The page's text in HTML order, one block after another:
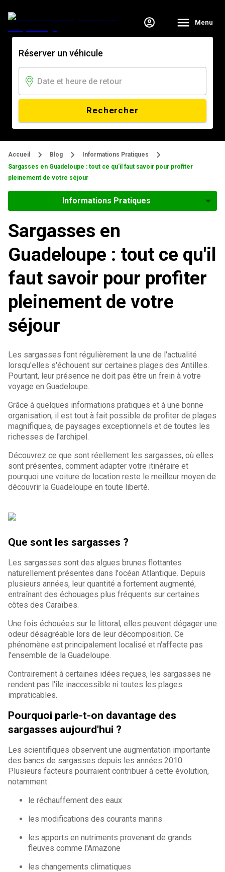
Menu
Réserver un véhicule
Rechercher
Accueil Blog
Informations Pratiques
Sargasses en Guadeloupe : tout ce qu'il faut savoir pour profiter
pleinement de votre séjour
Informations Pratiques
Sargasses en
Guadeloupe : tout ce qu'il
faut savoir pour profiter
pleinement de votre
séjour
Les sargasses font régulièrement la une de l'actualité
lorsqu'elles s'échouent sur certaines plages des Antilles.
Pourtant, leur présence ne doit pas être un frein à votre
voyage en Guadeloupe.
Grâce à quelques informations pratiques et à une bonne
organisation, il est tout à fait possible de profiter de plages
magnifiques, de paysages exceptionnels et de toutes les
richesses de l'archipel.
Découvrez ce que sont réellement les sargasses, où elles
sont présentes, comment adapter votre itinéraire et
pourquoi une voiture de location reste le meilleur moyen de
découvrir la Guadeloupe en toute liberté.
Que sont les sargasses ?
Les sargasses sont des algues brunes flottantes
naturellement présentes dans l'océan Atlantique. Depuis
plusieurs années, leur quantité a fortement augmenté,
entraînant des échouages plus fréquents sur certaines
côtes des Caraïbes.
Une fois échouées sur le littoral, elles peuvent dégager une
odeur désagréable lors de leur décomposition. Ce
phénomène est principalement localisé et n'affecte pas
l'ensemble de la Guadeloupe.
Contrairement à certaines idées reçues, les sargasses ne
rendent pas l'île inaccessible ni toutes les plages
impraticables.
Pourquoi parle-t-on davantage des
sargasses aujourd'hui ?
Les scientifiques observent une augmentation importante
des bancs de sargasses depuis les années 2010.
Plusieurs facteurs pourraient contribuer à cette évolution,
notamment :
le réchauffement des eaux
les modifications des courants marins
les apports en nutriments provenant de grands
fleuves comme l'Amazone
les changements climatiques